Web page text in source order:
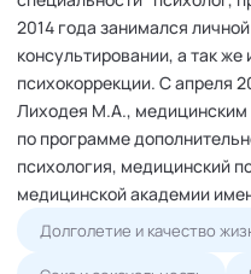
2014 года занимался
консультировании, а так
психокоррекции. С апреля
Лиходея М.А., медицинским
по программе
психология, медицинский
медицинской академии
Долголетие и качество